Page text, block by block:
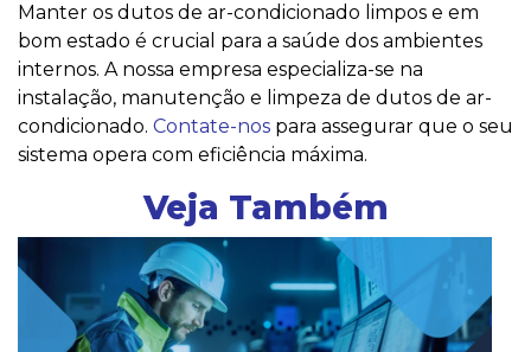
Manter os dutos de ar-condicionado limpos e em
bom estado é crucial para a saúde dos ambientes
internos. A nossa empresa especializa-se na
instalação, manutenção e limpeza de dutos de ar-
condicionado. Contate-nos para assegurar que o seu
sistema opera com eficiência máxima.
Veja Também